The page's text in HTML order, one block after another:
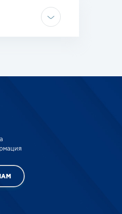
НАМ